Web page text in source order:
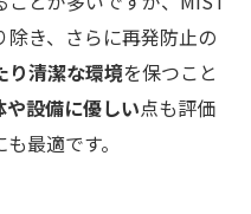
き、さらに再発防止の
り清潔な環境を保つこと
や設備に優しい点も評価
最適です。